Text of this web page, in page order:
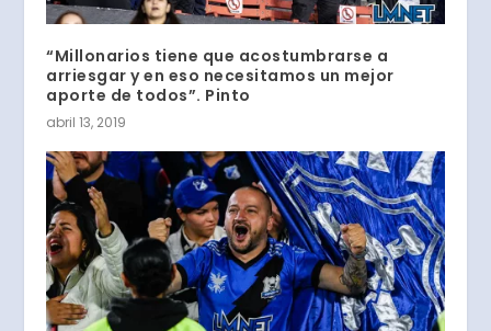
“Millonarios tiene que acostumbrarse a
arriesgar y en eso necesitamos un mejor
aporte de todos”. Pinto
abril 13, 2019